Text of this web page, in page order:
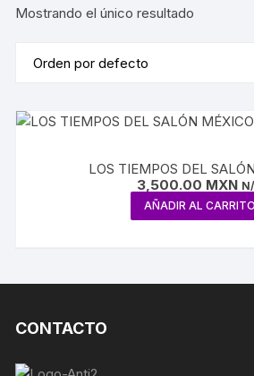
Mostrando el único resultado
LOS TIEMPOS DEL
3,500.00 MXN
AÑADIR AL CARRITO
CONTACTO